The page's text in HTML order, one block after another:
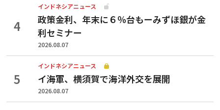
インドネシアニュース
政策金利、年末に６％台もーみずほ銀が金
利セミナー
2026.08.07
インドネシアニュース
イ海軍、横須賀で海洋外交を展開
2026.08.07